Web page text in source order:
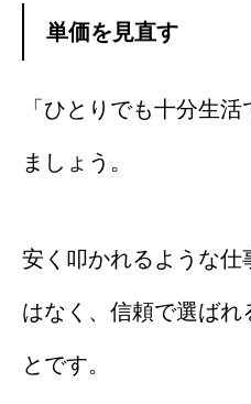
単価を見直す
「ひとりでも十分生
ましょう。
安く叩かれるような
はなく、信頼で選ばれ
とです。